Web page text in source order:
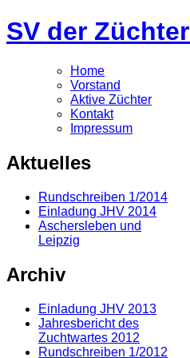
SV der
Home
Vorstand
Aktive Züchter
Kontakt
Impressum
Aktuelles
Rundschreiben 1/2014
Einladung JHV 2014
Aschersleben und
Leipzig
Archiv
Einladung JHV 2013
Jahresbericht des
Zuchtwartes 2012
Rundschreiben 1/2012